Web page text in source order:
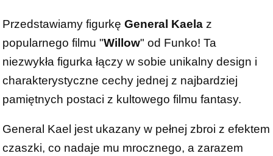
Przedstawiamy figurkę General Kaela z
popularnego filmu "Willow" od Funko! Ta
niezwykła figurka łączy w sobie unikalny design i
charakterystyczne cechy jednej z najbardziej
pamiętnych postaci z kultowego filmu fantasy.
General Kael jest ukazany w pełnej zbroi z efektem
czaszki, co nadaje mu mrocznego, a zarazem